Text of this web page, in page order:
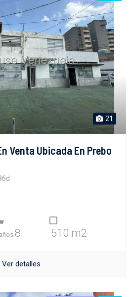
21
Venta Ubicada En Prebo
8 510 m2
Ver detalles